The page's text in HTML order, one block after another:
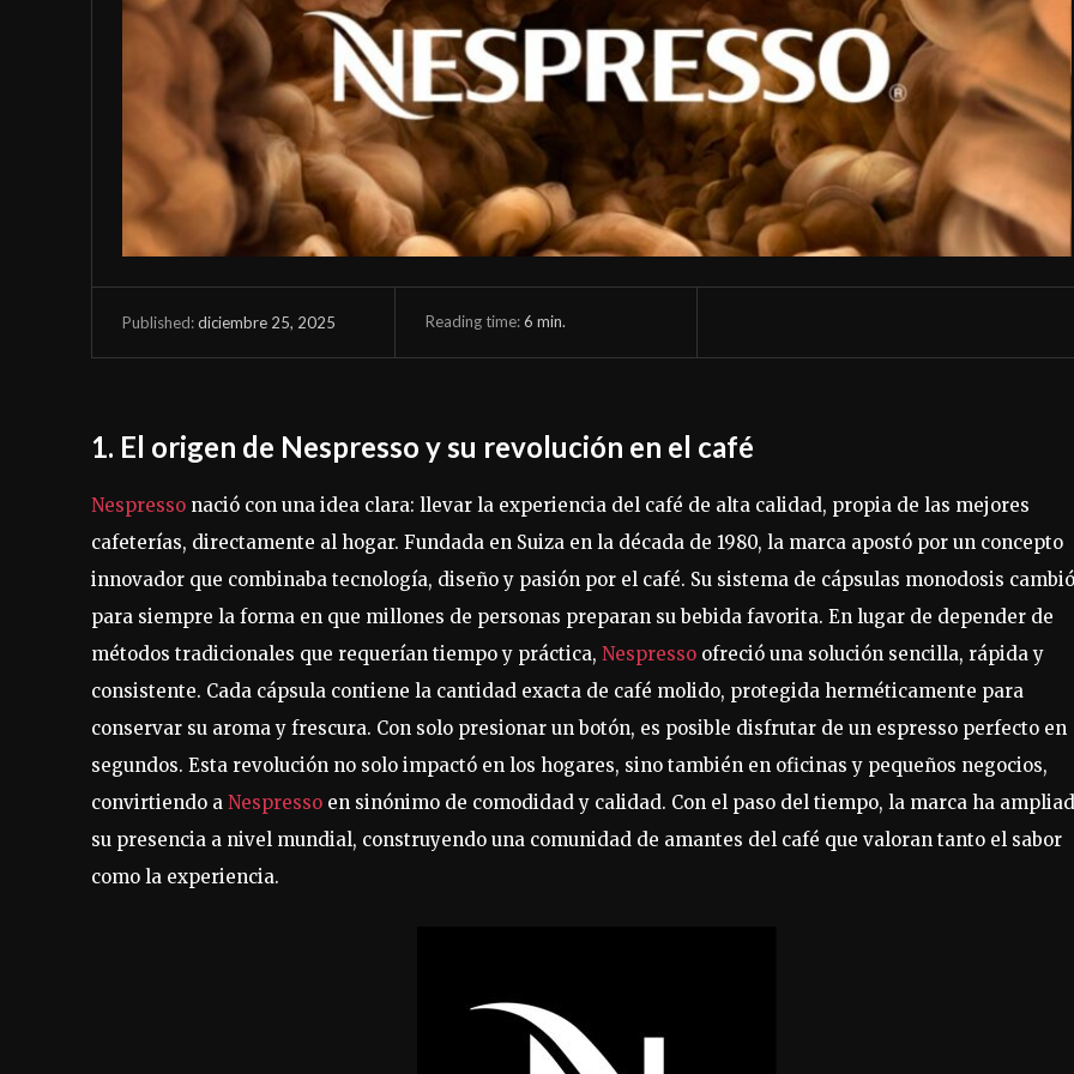
Published:diciembre 25, 2025 Reading time:6 min.
1. El origen de Nespresso y su revolución en el café
Nespresso nació con una idea clara: llevar la experiencia del café de alta calidad, propia de las mejores
cafeterías, directamente al hogar. Fundada en Suiza en la década de 1980, la marca apostó por un concepto
innovador que combinaba tecnología, diseño y pasión por el café. Su sistema de cápsulas monodosis cambió
para siempre la forma en que millones de personas preparan su bebida favorita. En lugar de depender de
métodos tradicionales que requerían tiempo y práctica, Nespresso ofreció una solución sencilla, rápida y
consistente. Cada cápsula contiene la cantidad exacta de café molido, protegida herméticamente para
conservar su aroma y frescura. Con solo presionar un botón, es posible disfrutar de un espresso perfecto en
segundos. Esta revolución no solo impactó en los hogares, sino también en oficinas y pequeños negocios,
convirtiendo a Nespresso en sinónimo de comodidad y calidad. Con el paso del tiempo, la marca ha
su presencia a nivel mundial, construyendo una comunidad de amantes del café que valoran tanto el sabor
como la experiencia.